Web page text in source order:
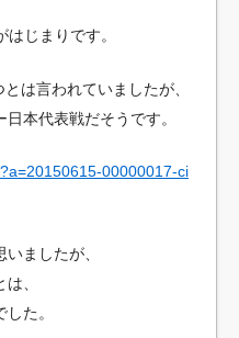
じまりです。
は言われていましたが、
本代表戦だそうです。
00000017-ci
ましたが、
、
た。